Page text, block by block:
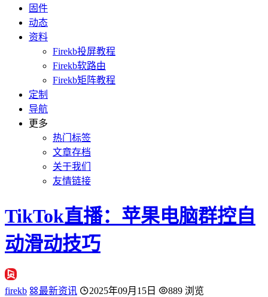
固件
动态
资料
Firekb投屏教程
Firekb软路由
Firekb矩阵教程
定制
导航
更多
热门标签
文章存档
关于我们
友情链接
TikTok直播：苹果电脑群控自
动滑动技巧
firekb 最新资讯 2025年09月15日
889 浏览